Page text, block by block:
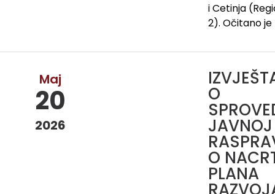
i Cetinja
2). Očitano je
Maj
20
2026
O
JAVNOJ
O
PLANA